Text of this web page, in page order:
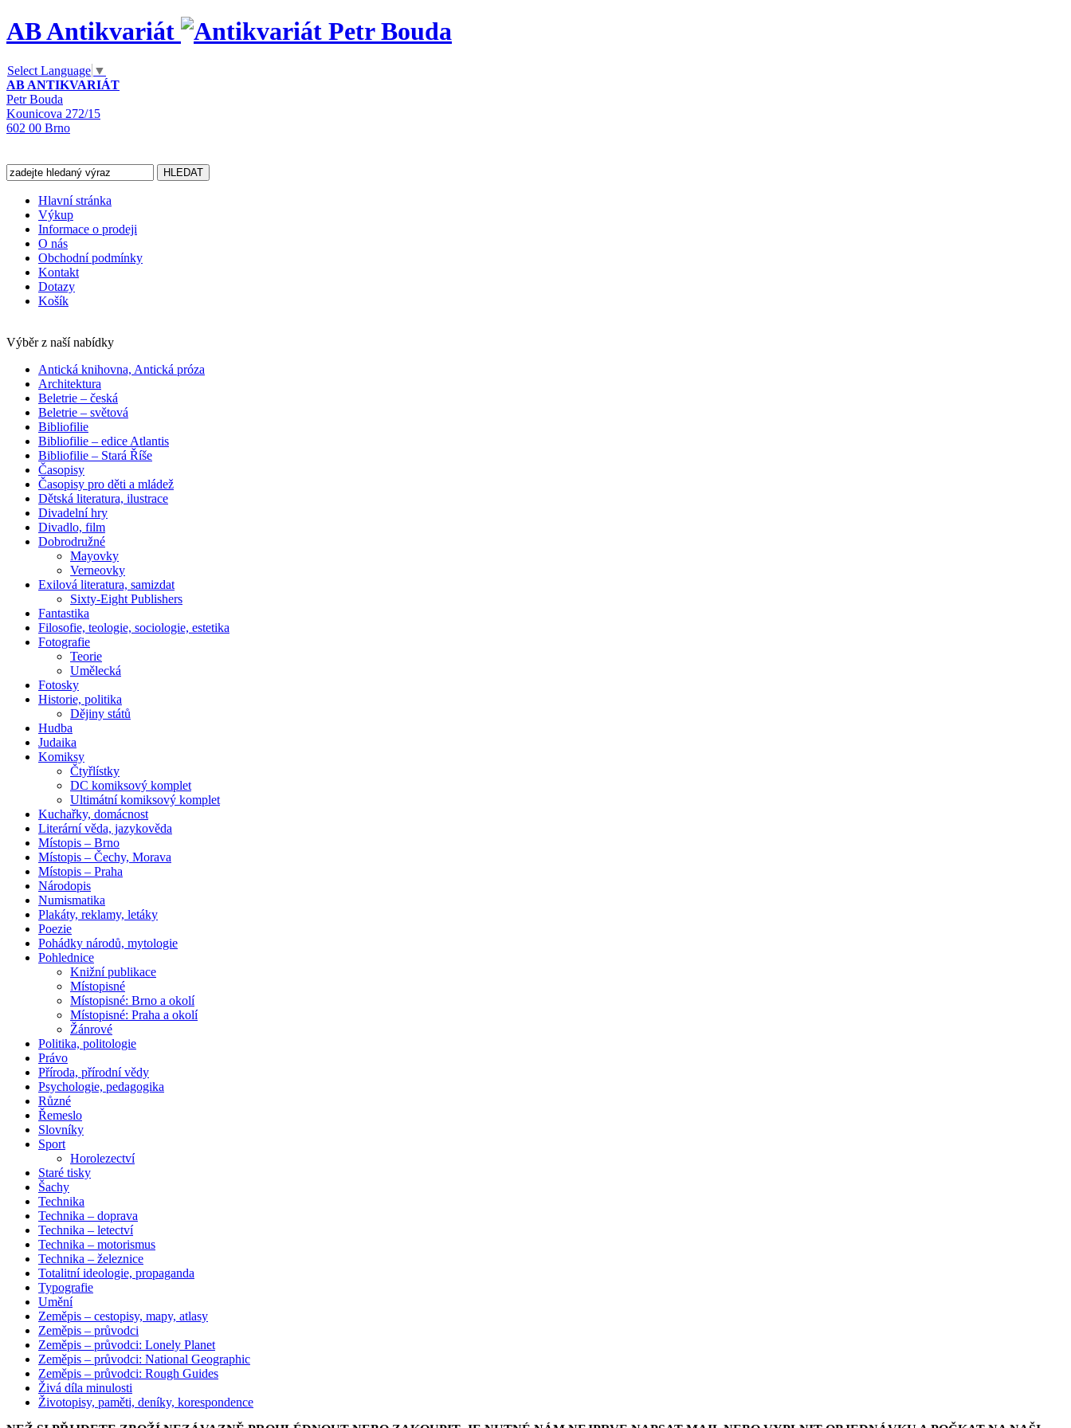
AB Antikvariát
Select Language ▼
AB ANTIKVARIÁT
Petr Bouda
Kounicova 272/15
602 00 Brno
Hlavní stránka
Výkup
Informace o prodeji
O nás
Obchodní podmínky
Kontakt
Dotazy
Košík
Výběr z naší nabídky
Antická knihovna, Antická próza
Architektura
Beletrie – česká
Beletrie – světová
Bibliofilie
Bibliofilie – edice Atlantis
Bibliofilie – Stará Říše
Časopisy
Časopisy pro děti a mládež
Dětská literatura, ilustrace
Divadelní hry
Divadlo, film
Dobrodružné
Mayovky
Verneovky
Exilová literatura, samizdat
Sixty-Eight Publishers
Fantastika
Filosofie, teologie, sociologie, estetika
Fotografie
Teorie
Umělecká
Fotosky
Historie, politika
Dějiny států
Hudba
Judaika
Komiksy
Čtyřlístky
DC komiksový komplet
Ultimátní komiksový komplet
Kuchařky, domácnost
Literární věda, jazykověda
Místopis – Brno
Místopis – Čechy, Morava
Místopis – Praha
Národopis
Numismatika
Plakáty, reklamy, letáky
Poezie
Pohádky národů, mytologie
Pohlednice
Knižní publikace
Místopisné
Místopisné: Brno a okolí
Místopisné: Praha a okolí
Žánrové
Politika, politologie
Právo
Příroda, přírodní vědy
Psychologie, pedagogika
Různé
Řemeslo
Slovníky
Sport
Horolezectví
Staré tisky
Šachy
Technika
Technika – doprava
Technika – letectví
Technika – motorismus
Technika – železnice
Totalitní ideologie, propaganda
Typografie
Umění
Zeměpis – cestopisy, mapy, atlasy
Zeměpis – průvodci
Zeměpis – průvodci: Lonely Planet
Zeměpis – průvodci: National Geographic
Zeměpis – průvodci: Rough Guides
Živá díla minulosti
Životopisy, paměti, deníky, korespondence